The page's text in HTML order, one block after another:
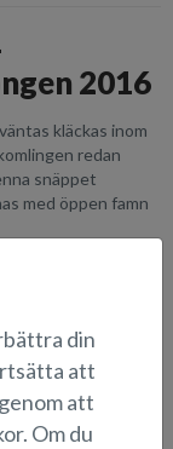
2016
kläckas inom
redan
snäppet
med öppen famn
din
att
att
Om du